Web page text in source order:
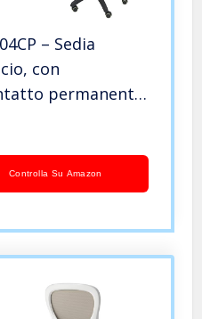
– Sedia
con
permanente,
e ruote per
Controlla Su Amazon